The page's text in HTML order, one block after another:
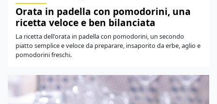
Orata in padella con pomodorini, una
ricetta veloce e ben bilanciata
La ricetta dell'orata in padella con pomodorini, un secondo
piatto semplice e veloce da preparare, insaporito da erbe, aglio e
pomodorini freschi.